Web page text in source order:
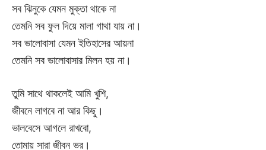
সব ঝিনুকে যেমন মুক্তা থাকে না
তেমনি সব ফুল দিয়ে মালা গাথা যায় না।
সব ভালোবাসা যেমন ইতিহাসের আয়না
তেমনি সব ভালোবাসার মিলন হয় না।
তুমি সাথে থাকলেই আমি খুশি,
জীবনে লাগবে না আর কিছু।
ভালবেসে আগলে রাখবো,
তোমায় সারা জীবন ভর।